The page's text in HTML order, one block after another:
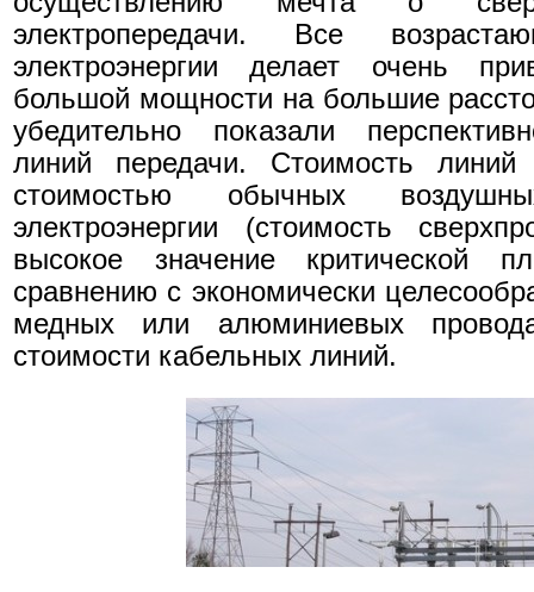
электропередачи. Все
электроэнергии делает очень
большой мощности на большие
убедительно показали
линий передачи. Стоимость линий
стоимостью обычных
электроэнергии (стоимость
высокое значение критической
сравнению с экономически
медных или алюминиевых
стоимости кабельных линий.